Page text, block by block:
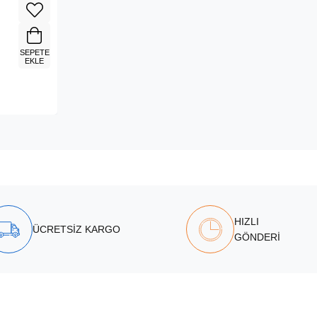
SEPETE
EKLE
ÜCRETSİZ KARGO
HIZLI
GÖNDERİ